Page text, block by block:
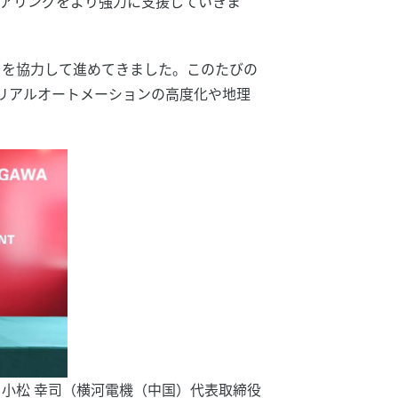
協力して進めてきました。このたびの
アルオートメーションの高度化や地理
松 幸司（横河電機（中国）代表取締役